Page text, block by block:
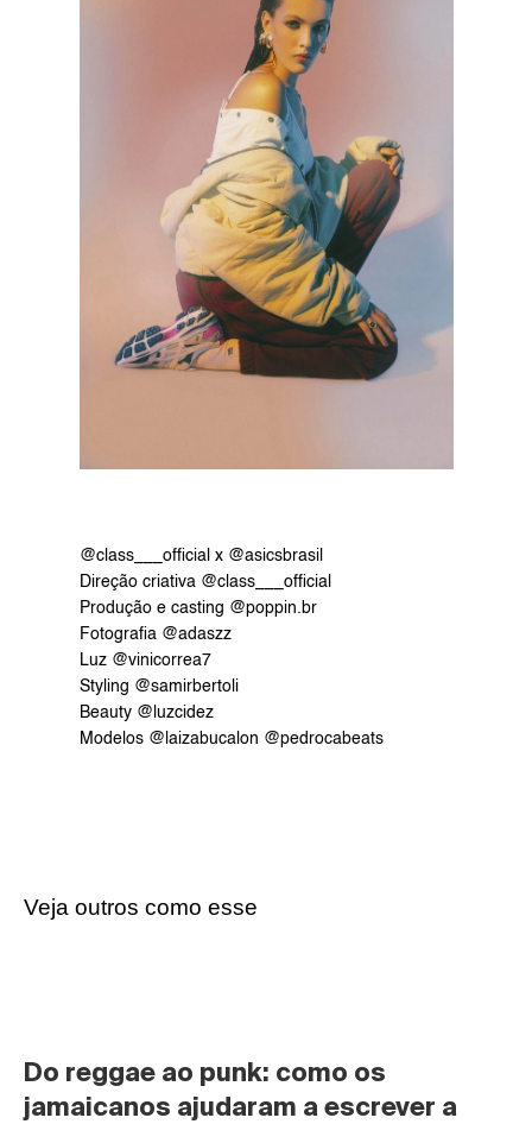
@class___official x @asicsbrasil
Direção criativa @class___official
Produção e casting @poppin.br
Fotografia @adaszz
Luz @vinicorrea7
Styling @samirbertoli
Beauty @luzcidez
Modelos @laizabucalon @pedrocabeats
Veja outros como esse
Do reggae ao punk: como os
jamaicanos ajudaram a escrever a